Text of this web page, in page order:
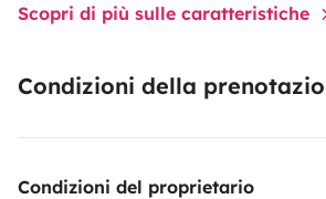
Scopri di più sulle caratteristiche
Condizioni della
Condizioni del proprietario